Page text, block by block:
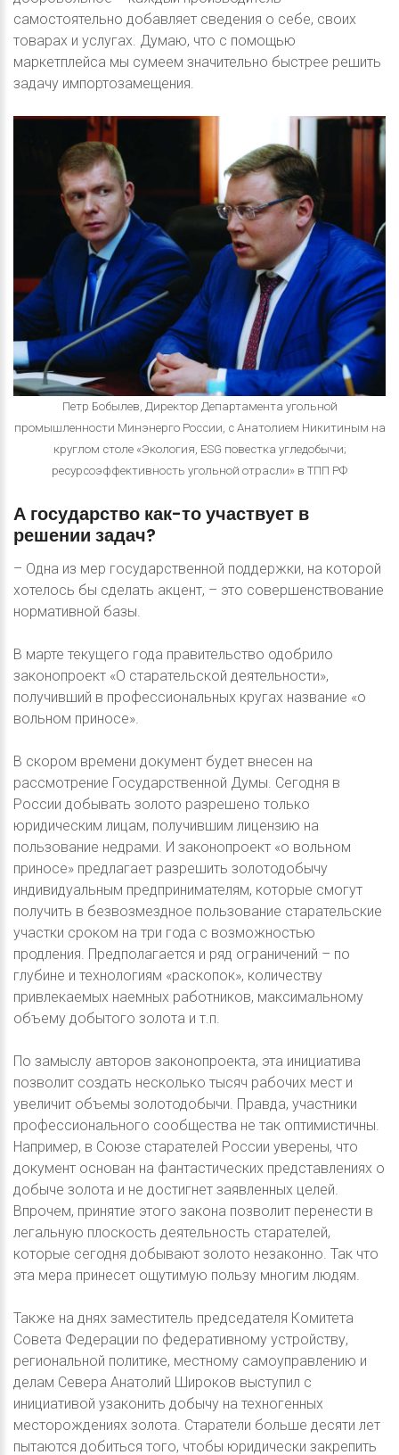
самостоятельно добавляет сведения о себе, своих
товарах и услугах. Думаю, что с помощью
маркетплейса мы сумеем значительно быстрее решить
задачу импортозамещения.
Петр Бобылев, Директор Департамента угольной
промышленности Минэнерго России, с Анатолием Никитиным на
круглом столе «Экология, ESG повестка угледобычи;
ресурсоэффективность угольной отрасли» в ТПП РФ
А государство как-тоучаствует в
решении задач?
– Одна из мер государственной поддержки, на которой
хотелось бы сделать акцент, – это совершенствование
нормативной базы.
В марте текущего года правительство одобрило
законопроект «О старательской деятельности»,
получивший в профессиональных кругах название «о
вольном приносе».
В скором времени документ будет внесен на
рассмотрение Государственной Думы. Сегодня в
России добывать золото разрешено только
юридическим лицам, получившим лицензию на
пользование недрами. И законопроект «о вольном
приносе» предлагает разрешить золотодобычу
индивидуальным предпринимателям, которые смогут
получить в безвозмездное пользование старательские
участки сроком на три года с возможностью
продления. Предполагается и ряд ограничений – по
глубине и технологиям «раскопок», количеству
привлекаемых наемных работников, максимальному
объему добытого золота и т.п.
По замыслу авторов законопроекта, эта инициатива
позволит создать несколько тысяч рабочих мест и
увеличит объемы золотодобычи. Правда, участники
профессионального сообщества не так оптимистичны.
Например, в Союзе старателей России уверены, что
документ основан на фантастических представлениях о
добыче золота и не достигнет заявленных целей.
Впрочем, принятие этого закона позволит перенести в
легальную плоскость деятельность старателей,
которые сегодня добывают золото незаконно. Так что
эта мера принесет ощутимую пользу многим людям.
Также на днях заместитель председателя Комитета
Совета Федерации по федеративному устройству,
региональной политике, местному самоуправлению и
делам Севера Анатолий Широков выступил с
инициативой узаконить добычу на техногенных
месторождениях золота. Старатели больше десяти лет
пытаются добиться того, чтобы юридически закрепить